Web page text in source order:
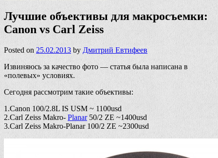
Лучшие объективы для макросъемки:
Canon vs Carl Zeiss
Posted on 25.02.2013 by Дмитрий Евтифеев
Извиняюсь за качество фото — статья была написана в
«полевых» условиях.
Сегодня рассмотрим такие объективы:
1.Canon 100/2.8L IS USM ~ 1100usd
2.Carl Zeiss Makro- Planar50/2 ZE ~1400usd
3.Carl Zeiss Makro-Planar 100/2 ZE ~2300usd